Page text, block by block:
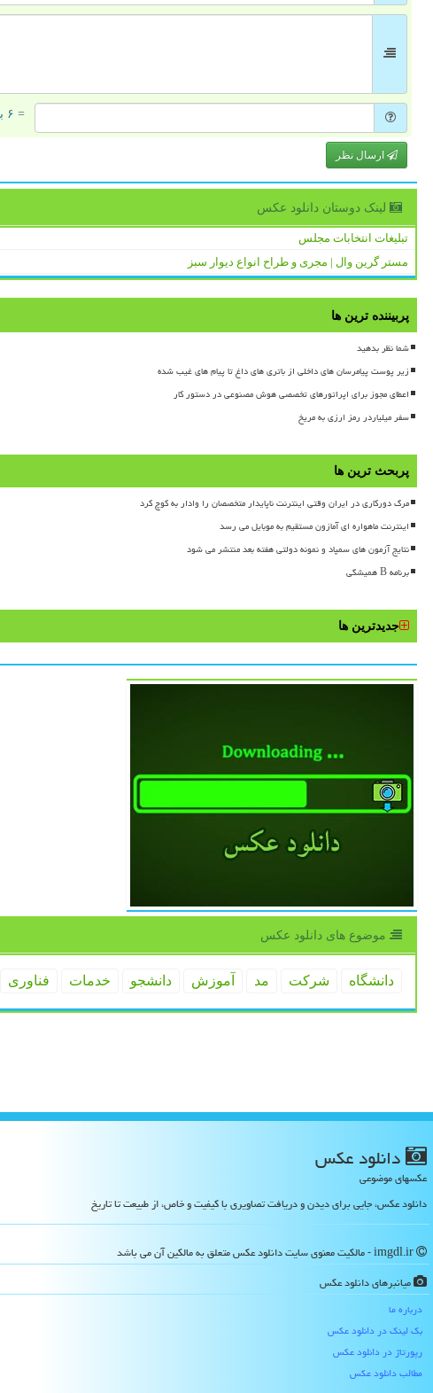
= ۶ بعلاوه ۴
ارسال نظر
لینک دوستان دانلود عكس
تبلیغات انتخابات مجلس
مستر گرین وال | مجری و طراح انواع دیوار سبز
پربیننده ترین ها
شما نظر بدهید
زیر پوست پیامرسان های داخلی از باتری های داغ تا پیام های غیب شده
اعطای مجوز برای اپراتورهای تخصصی هوش مصنوعی در دستور کار
سفر میلیاردر رمز ارزی به مریخ
پربحث ترین ها
مرگ دورکاری در ایران وقتی اینترنت ناپایدار متخصصان را وادار به کوچ کرد
اینترنت ماهواره ای آمازون مستقیم به موبایل می رسد
نتایج آزمون های سمپاد و نمونه دولتی هفته بعد منتشر می شود
برنامه B همیشگی
جدیدترین ها
موضوع های دانلود عكس
دانشگاه شركت مد آموزش دانشجو خدمات فناوری
دانلود عكس
عکسهای موضوعی
دانلود عکس، جایی برای دیدن و دریافت تصاویری با کیفیت و خاص، از طبیعت تا تاریخ
میانبرهای دانلود عكس
درباره ما
بک لینک در دانلود عكس
رپورتاژ در دانلود عكس
مطالب دانلود عكس